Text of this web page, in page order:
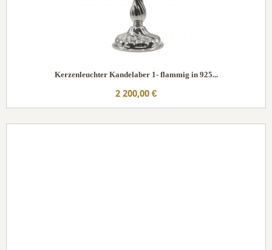
Kerzenleuchter Kandelaber 1- flammig in 925...
2 200,00 €